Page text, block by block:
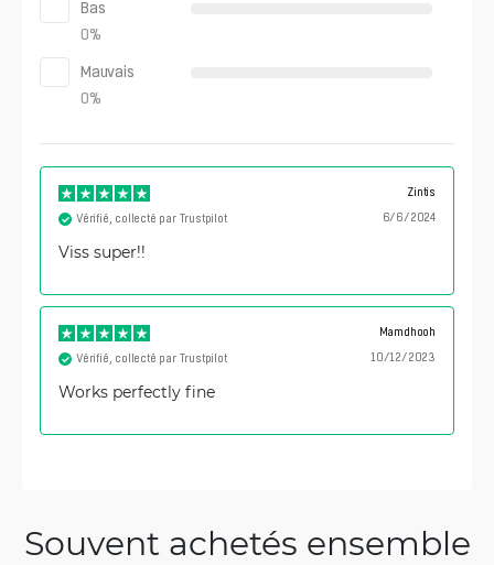
Bas
0%
Mauvais
0%
Zintis
6/6/2024
Vérifié, collecté par Trustpilot
Viss super!!
Mamdhooh
10/12/2023
Vérifié, collecté par Trustpilot
Works perfectly fine
Souvent achetés ensemble